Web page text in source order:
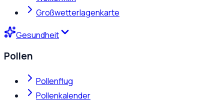
Großwetterlagenkarte
Gesundheit
Pollen
Pollenflug
Pollenkalender